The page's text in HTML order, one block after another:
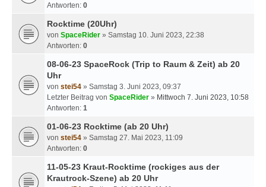
Antworten: 0
Rocktime (20Uhr)
von SpaceRider » Samstag 10. Juni 2023, 22:38
Antworten: 0
08-06-23 SpaceRock (Trip to Raum & Zeit) ab 20
Uhr
von stei54 » Samstag 3. Juni 2023, 09:37
Letzter Beitrag von SpaceRider » Mittwoch 7. Juni 2023, 10:58
Antworten: 1
01-06-23 Rocktime (ab 20 Uhr)
von stei54 » Samstag 27. Mai 2023, 11:09
Antworten: 0
11-05-23 Kraut-Rocktime (rockiges aus der
Krautrock-Szene) ab 20 Uhr